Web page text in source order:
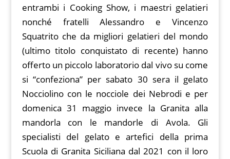
entrambi i Cooking Show, i maestri gelatieri
nonché fratelli Alessandro e Vincenzo
Squatrito che da migliori gelatieri del mondo
(ultimo titolo conquistato di recente) hanno
offerto un piccolo laboratorio dal vivo su come
si “confeziona” per sabato 30 sera il gelato
Nocciolino con le nocciole dei Nebrodi e per
domenica 31 maggio invece la Granita alla
mandorla con le mandorle di Avola. Gli
specialisti del gelato e artefici della prima
Scuola di Granita Siciliana dal 2021 con il loro